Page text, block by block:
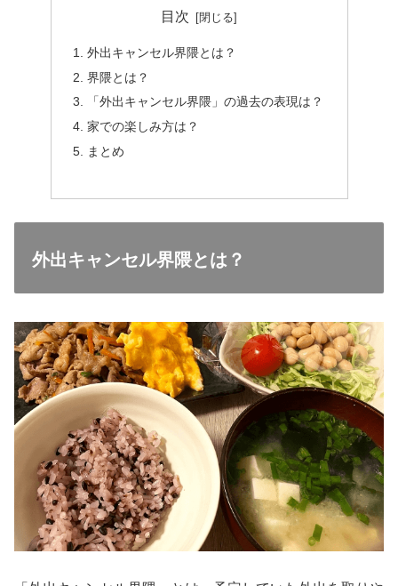
目次
外出キャンセル界隈とは？
界隈とは？
「外出キャンセル界隈」の過去の表現は？
家での楽しみ方は？
まとめ
外出キャンセル界隈とは？